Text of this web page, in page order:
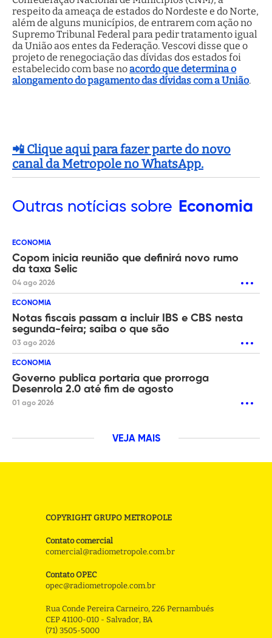
respeito da ameaça de estados do Nordeste e do Norte,
além de alguns municípios, de entrarem com ação no
Supremo Tribunal Federal para pedir tratamento igual
da União aos entes da Federação. Vescovi disse que o
projeto de renegociação das dívidas dos estados foi
estabelecido com base noacordo que determina o
alongamento do pagamento das dívidas com a União.
📲 Clique aqui para fazer parte do novo
canal da Metropole no WhatsApp.
Outras notícias sobre Economia
ECONOMIA
Copom inicia reunião que definirá novo rumo
da taxa Selic
04 ago 2026
ECONOMIA
Notas fiscais passam a incluir IBS e CBS nesta
segunda-feira; saiba o que são
03 ago 2026
ECONOMIA
Governo publica portaria que prorroga
Desenrola 2.0 até fim de agosto
01 ago 2026
VEJA MAIS
COPYRIGHT GRUPO METROPOLE
Contato comercial
comercial@radiometropole.com.br
Contato OPEC
opec@radiometropole.com.br
Rua Conde Pereira Carneiro, 226 Pernambués
CEP 41100-010 - Salvador, BA
(71) 3505-5000